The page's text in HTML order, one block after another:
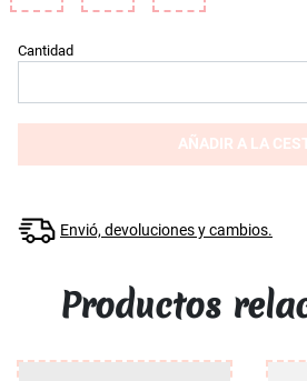
Cantidad
AÑADIR A LA
Envió, devoluciones y cambios.
Productos